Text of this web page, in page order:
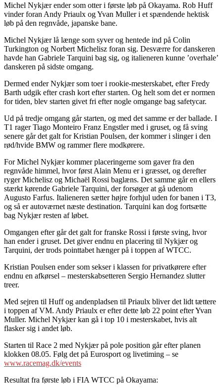
Michel Nykjær ender som otter i første løb på Okayama. Rob Huff
vinder foran Andy Priaulx og Yvan Muller i et spændende hektisk
løb på den regnvåde, japanske bane.
Michel Nykjær lå længe som syver og hentede ind på Colin
Turkington og Norbert Michelisz foran sig. Desværre for danskeren
havde han Gabriele Tarquini bag sig, og italieneren kunne ’overhale’
danskeren på sidste omgang.
Dermed ender Nykjær som toer i rookie-mesterskabet, efter Fredy
Barth udgik efter crash kort efter starten. Og helt som det er normen
for tiden, blev starten givet fri efter nogle omgange bag safetycar.
Ud på tredje omgang går starten, og med det samme er der ballade. I
T1 rager Tiago Monteiro Franz Engstler med i gruset, og få sving
senere går det galt for Kristian Poulsen, der kommer i slinger i den
rød/hvide BMW og rammer flere modkørere.
For Michel Nykjær kommer placeringerne som gaver fra den
regnvåde himmel, hvor først Alain Menu er i græsset, og derefter
ryger Michelisz og Michaël Rossi baglæns. Det samme går en ellers
stærkt kørende Gabriele Tarquini, der forsøger at gå udenom
Augusto Farfus. Italieneren sætter højre forhjul uden for banen i T3,
og så er autoværnet næste destination. Tarquini kan dog fortsætte
bag Nykjær resten af løbet.
Omgangen efter går det galt for franske Rossi i første sving, hvor
han ender i gruset. Det giver endnu en placering til Nykjær og
Tarquini, der trods pointtabet hænger på i toppen af WTCC.
Kristian Poulsen ender som sekser i klassen for privatkørere efter
endnu en afkørsel – mesterskabsetteren Sergio Hernandez slutter
treer.
Med sejren til Huff og andenpladsen til Priaulx bliver det lidt tættere
i toppen af VM. Andy Priaulx er efter dette løb 22 point efter Yvan
Muller. Michel Nykjær kan gå i top 10 i mesterskabet, hvis alt
flasker sig i andet løb.
Starten til Race 2 med Nykjær på pole position går efter planen
klokken 08.05. Følg det på Eurosport og livetiming – se
www.racemag.dk/events
Resultat fra første løb i FIA WTCC på Okayama: